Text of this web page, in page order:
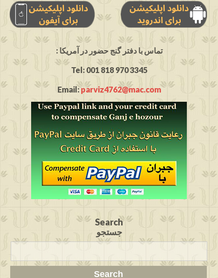
: تماس با دفتر گنج حضور در آمریکا
Tel: 001 818 970 3345
Email:parviz4762@mac.com
Search
جستجو